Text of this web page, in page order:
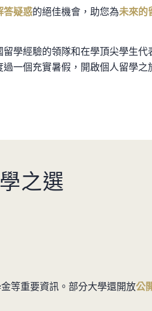
答疑惑的絕佳機會，助您為未來的
學經驗的領隊和在學頂尖學生代
一個充實暑假，開啟個人留學之
之選
等重要資訊。部分大學還開放公